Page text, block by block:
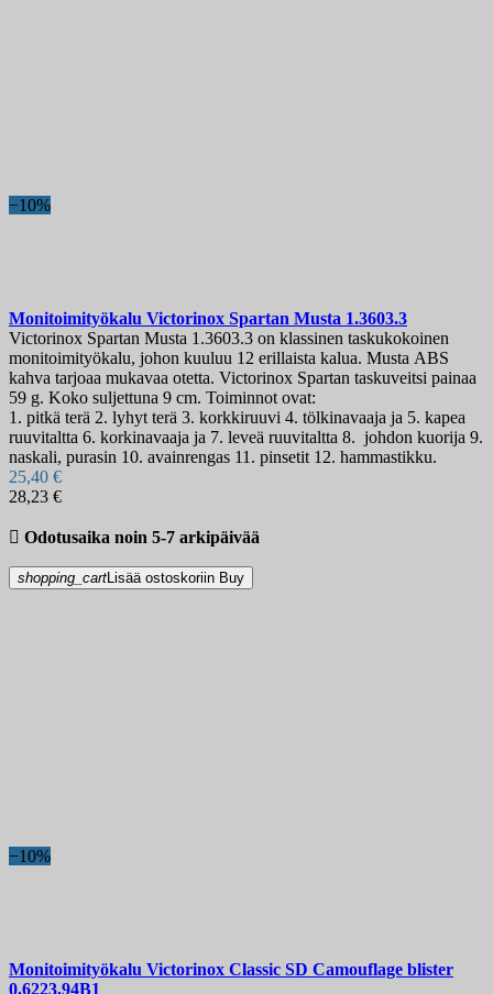
−10%
Monitoimityökalu Victorinox Spartan Musta 1.3603.3
Victorinox Spartan Musta 1.3603.3 on klassinen taskukokoinen
monitoimityökalu, johon kuuluu 12 erillaista kalua. Musta ABS
kahva tarjoaa mukavaa otetta. Victorinox Spartan taskuveitsi painaa
59 g. Koko suljettuna 9 cm. Toiminnot ovat:
1. pitkä terä 2. lyhyt terä 3. korkkiruuvi 4. tölkinavaaja ja 5. kapea
ruuvitaltta 6. korkinavaaja ja 7. leveä ruuvitaltta 8. johdon kuorija 9.
naskali, purasin 10. avainrengas 11. pinsetit 12. hammastikku.
25,40 €
28,23 €
 Odotusaika noin 5-7 arkipäivää
shopping_cartLisää ostoskoriin Buy
−10%
Monitoimityökalu Victorinox Classic SD Сamouflage blister
0.6223.94B1